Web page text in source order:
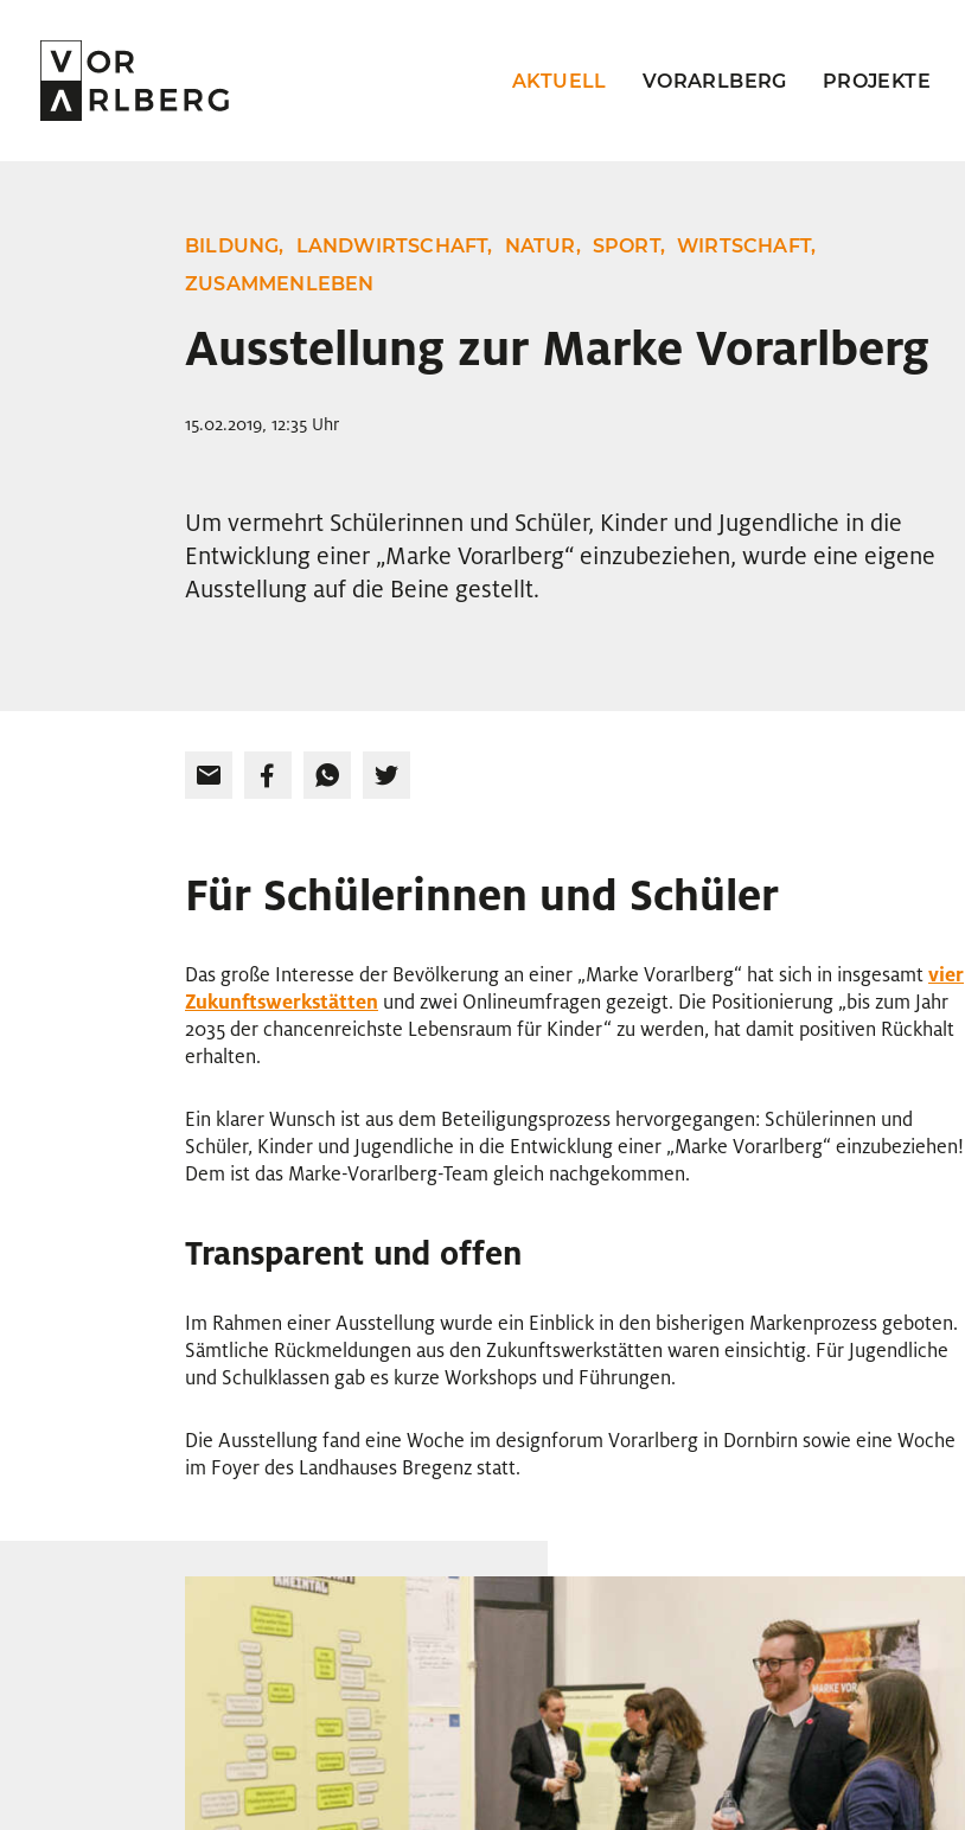
AKTUELL VORARLBERG PROJEKTE
BILDUNG, LANDWIRTSCHAFT, NATUR, SPORT, WIRTSCHAFT,
ZUSAMMENLEBEN
Ausstellung zur Marke Vorarlberg
15.02.2019, 12:35 Uhr
Um vermehrt Schülerinnen und Schüler, Kinder und Jugendliche in die
Entwicklung einer „Marke Vorarlberg“ einzubeziehen, wurde eine eigene
Ausstellung auf die Beine gestellt.
Für Schülerinnen und Schüler
Das große Interesse der Bevölkerung an einer „Marke Vorarlberg“ hat sich in insgesamtvier
Zukunftswerkstätten und zwei Onlineumfragen gezeigt. Die Positionierung „bis zum Jahr
2035 der chancenreichste Lebensraum für Kinder“ zu werden, hat damit positiven Rückhalt
erhalten.
Ein klarer Wunsch ist aus dem Beteiligungsprozess hervorgegangen: Schülerinnen und
Schüler, Kinder und Jugendliche in die Entwicklung einer „Marke Vorarlberg“ einzubeziehen!
Dem ist das Marke-Vorarlberg-Team gleich nachgekommen.
Transparent und offen
Im Rahmen einer Ausstellung wurde ein Einblick in den bisherigen Markenprozess geboten.
Sämtliche Rückmeldungen aus den Zukunftswerkstätten waren einsichtig. Für Jugendliche
und Schulklassen gab es kurze Workshops und Führungen.
Die Ausstellung fand eine Woche im designforum Vorarlberg in Dornbirn sowie eine Woche
im Foyer des Landhauses Bregenz statt.